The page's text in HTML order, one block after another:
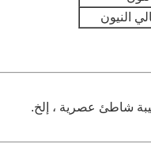
النيون
شاطئ عصرية ، إلخ.